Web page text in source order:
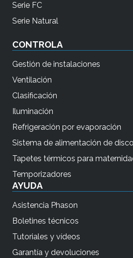
Serie FC
Serie Natural
CONTROLA
Gestión de instalaciones
Ventilación
Clasificación
Iluminación
Refrigeración por evaporación
Sistema de alimentación de
Tapetes térmicos para
Temporizadores
AYUDA
Asistencia Phason
Boletines técnicos
Tutoriales y vídeos
Garantía y devoluciones